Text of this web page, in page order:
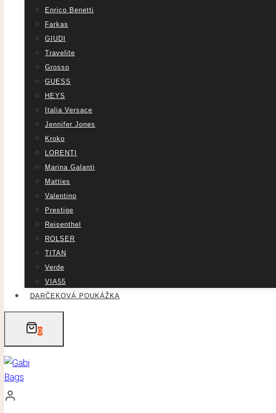
Enrico Benetti
Farkas
GIUDI
Travelite
Grosso
GUESS
HEYS
Italia Versace
Jennifer Jones
Kroko
LORENTI
Marina Galanti
Matties
Valentino
Prestige
Reisenthel
ROLSER
TITAN
Verde
VIA55
DARČEKOVÁ POUKÁŽKA
0